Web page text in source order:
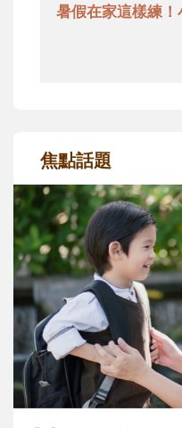
暑假在家這樣練
焦點話題
和孩子一起長大
不同模樣
沒有人天生就擅長
次「前所未有」的
大。從給予安全感
主、角色認同及解
正嘗試用不同的模